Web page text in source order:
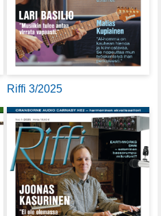
Riffi 3/2025